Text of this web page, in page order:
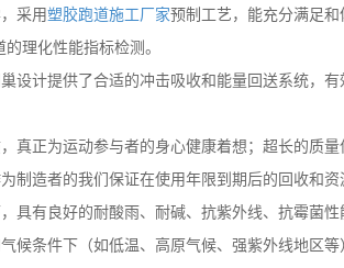
采用塑胶跑道施工厂家预制工艺，能充分满足
理化性能指标检测。
设计提供了合适的冲击吸收和能量回送系统，
真正为运动参与者的身心健康着想；超长的质
制造者的我们保证在使用年限到期后的回收和资
具有良好的耐酸雨、耐碱、抗紫外线、抗霉菌
候条件下（如低温、高原气候、强紫外线地区等